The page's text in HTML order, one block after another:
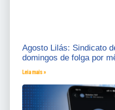
Agosto Lilás: Sindicato
domingos de folga por
Leia mais »